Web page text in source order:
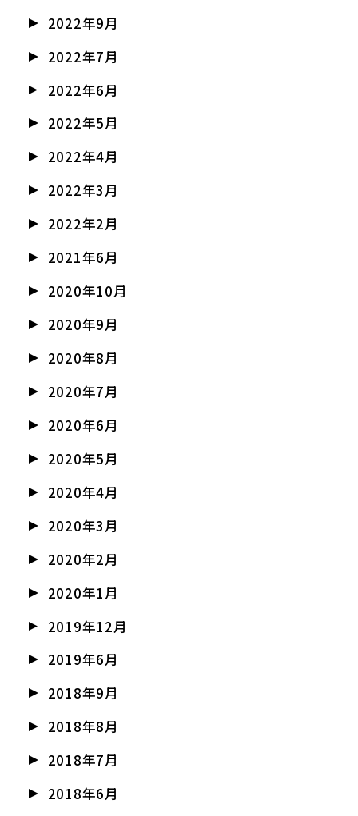
2022年9月
2022年7月
2022年6月
2022年5月
2022年4月
2022年3月
2022年2月
2021年6月
2020年10月
2020年9月
2020年8月
2020年7月
2020年6月
2020年5月
2020年4月
2020年3月
2020年2月
2020年1月
2019年12月
2019年6月
2018年9月
2018年8月
2018年7月
2018年6月